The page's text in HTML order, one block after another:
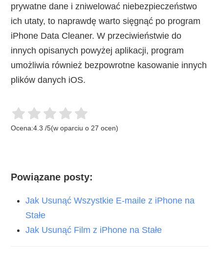
prywatne dane i zniwelować niebezpieczeństwo
ich utaty, to naprawdę warto sięgnąć po program
iPhone Data Cleaner. W przeciwieństwie do
innych opisanych powyżej aplikacji, program
umożliwia również bezpowrotne kasowanie innych
plików danych iOS.
Ocena:4.3 /5(w oparciu o 27 ocen)
Powiązane posty:
Jak Usunąć Wszystkie E-maile z iPhone na
Stałe
Jak Usunąć Film z iPhone na Stałe